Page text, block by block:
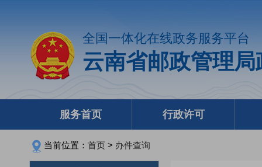
全国一体化在线政务服务平台
云南省邮政管理
服务首页 行政许可
当前位置： 首页 > 办件查询